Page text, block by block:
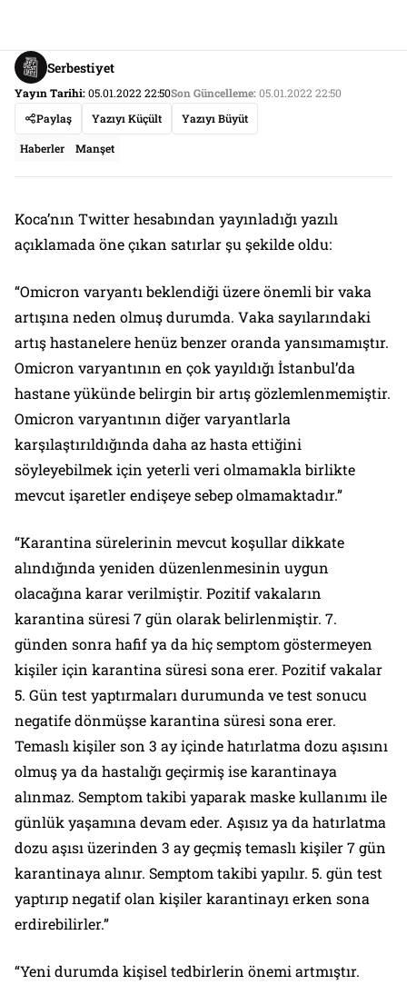
Serbestiyet
Yayın Tarihi:05.01.2022 22:50Son Güncelleme:05.01.2022 22:50
Paylaş
Yazıyı Küçült Yazıyı Büyüt
Haberler Manşet
Koca’nın Twitter hesabından yayınladığı yazılı
açıklamada öne çıkan satırlar şu şekilde oldu:
“Omicron varyantı beklendiği üzere önemli bir vaka
artışına neden olmuş durumda. Vaka sayılarındaki
artış hastanelere henüz benzer oranda yansımamıştır.
Omicron varyantının en çok yayıldığı İstanbul’da
hastane yükünde belirgin bir artış gözlemlenmemiştir.
Omicron varyantının diğer varyantlarla
karşılaştırıldığında daha az hasta ettiğini
söyleyebilmek için yeterli veri olmamakla birlikte
mevcut işaretler endişeye sebep olmamaktadır.”
“Karantina sürelerinin mevcut koşullar dikkate
alındığında yeniden düzenlenmesinin uygun
olacağına karar verilmiştir. Pozitif vakaların
karantina süresi 7 gün olarak belirlenmiştir. 7.
günden sonra hafif ya da hiç semptom göstermeyen
kişiler için karantina süresi sona erer. Pozitif vakalar
5. Gün test yaptırmaları durumunda ve test sonucu
negatife dönmüşse karantina süresi sona erer.
Temaslı kişiler son 3 ay içinde hatırlatma dozu aşısını
olmuş ya da hastalığı geçirmiş ise karantinaya
alınmaz. Semptom takibi yaparak maske kullanımı ile
günlük yaşamına devam eder. Aşısız ya da hatırlatma
dozu aşısı üzerinden 3 ay geçmiş temaslı kişiler 7 gün
karantinaya alınır. Semptom takibi yapılır. 5. gün test
yaptırıp negatif olan kişiler karantinayı erken sona
erdirebilirler.”
“Yeni durumda kişisel tedbirlerin önemi artmıştır.